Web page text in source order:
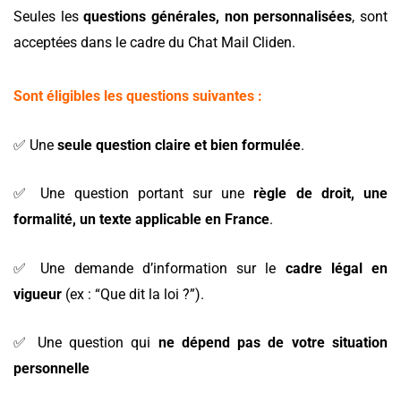
Seules lesquestions générales, non personnalisées, sont
acceptées dans le cadre du Chat Mail Cliden.
Sont éligibles les questions suivantes :
✅ Une seule question claire et bien formulée.
✅ Une question portant sur unerègle de droit, une
formalité, un texte applicable en France.
✅ Une demande d’information sur le cadre légal en
vigueur (ex : “Que dit la loi ?”).
✅ Une question qui ne dépend pas de votre situation
personnelle